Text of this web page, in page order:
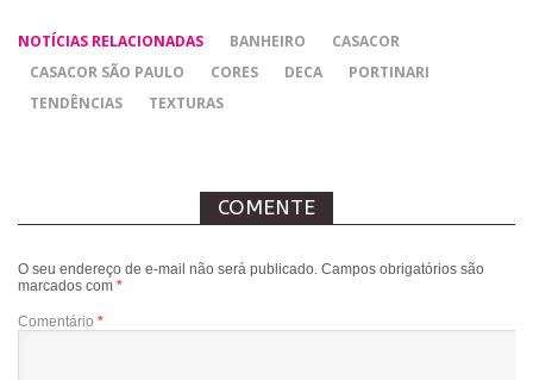
NOTÍCIAS RELACIONADAS BANHEIRO
CASACOR
CASACOR SÃO PAULO
CORES DECA
PORTINARI
TENDÊNCIAS
TEXTURAS
COMENTE
O seu endereço de e-mail não será publicado. Campos obrigatórios são
marcados com *
Comentário *